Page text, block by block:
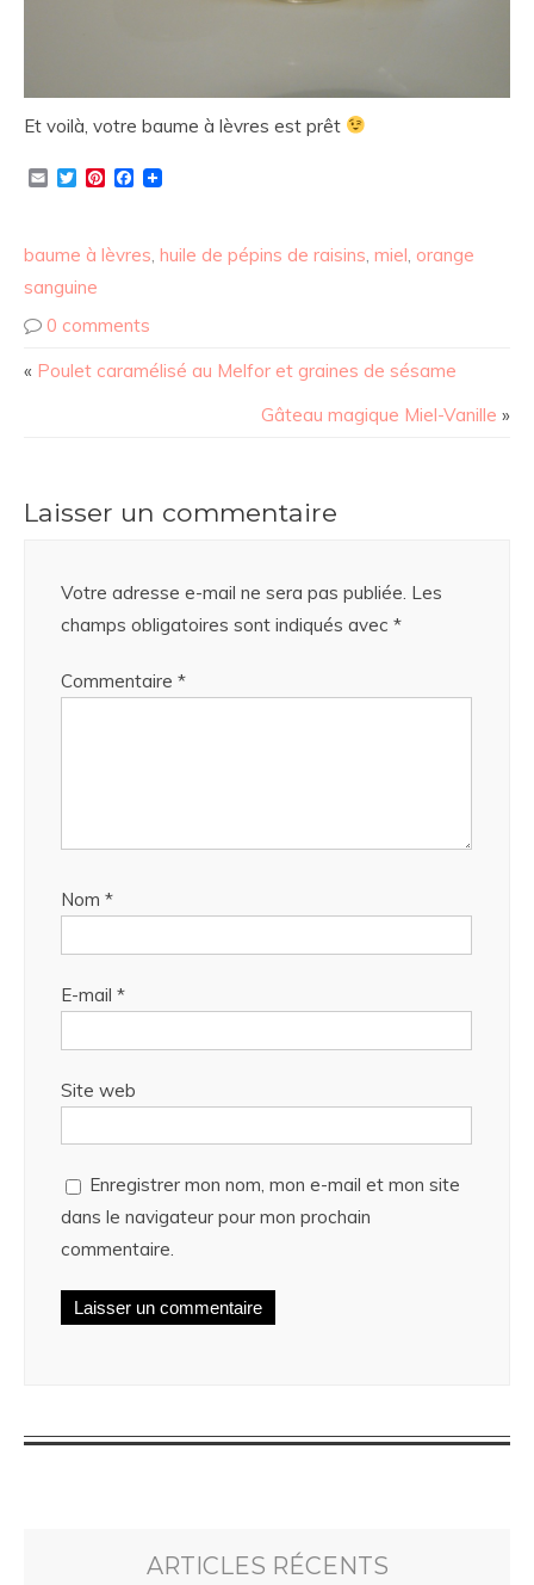
Et voilà, votre baume à lèvres est prêt
EmailTwitterPinterestFacebook
baume à lèvres, huile de pépins de raisins, miel, orange
sanguine
0 comments
« Poulet caramélisé au Melfor et graines de sésame
Gâteau magique Miel-Vanille »
Laisser un commentaire
Votre adresse e-mail ne sera pas publiée. Les
champs obligatoires sont indiqués avec *
Commentaire *
Nom *
E-mail *
Site web
Enregistrer mon nom, mon e-mail et mon site
dans le navigateur pour mon prochain
commentaire.
ARTICLES RÉCENTS